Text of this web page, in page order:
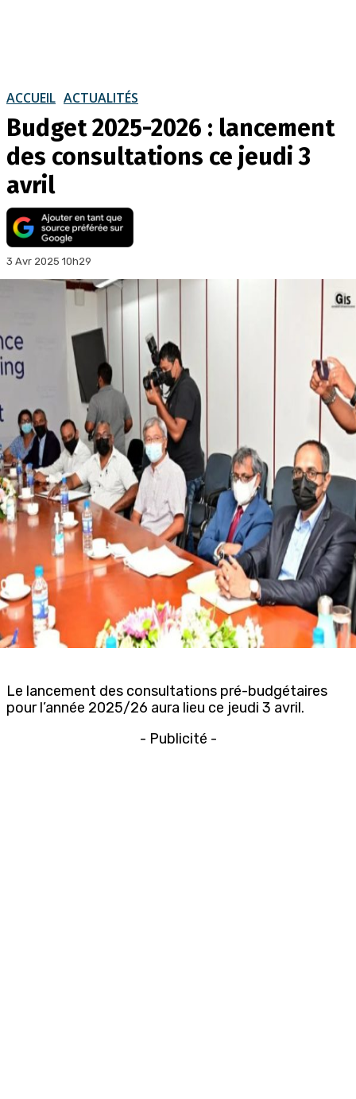
ACCUEIL ACTUALITÉS
Budget 2025-2026 : lancement
des consultations ce jeudi 3
avril
3 Avr 2025 10h29
Le lancement des consultations pré-budgétaires
pour l’année 2025/26 aura lieu ce jeudi 3 avril.
- Publicité -